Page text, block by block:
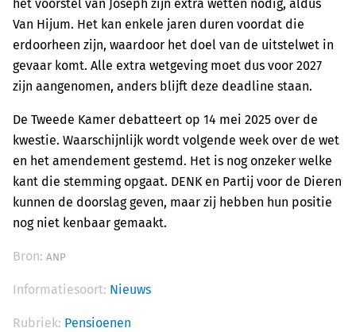
het voorstel van Joseph zijn extra wetten nodig, aldus
Van Hijum. Het kan enkele jaren duren voordat die
erdoorheen zijn, waardoor het doel van de uitstelwet in
gevaar komt. Alle extra wetgeving moet dus voor 2027
zijn aangenomen, anders blijft deze deadline staan.
De Tweede Kamer debatteert op 14 mei 2025 over de
kwestie. Waarschijnlijk wordt volgende week over de wet
en het amendement gestemd. Het is nog onzeker welke
kant die stemming opgaat. DENK en Partij voor de Dieren
kunnen de doorslag geven, maar zij hebben hun positie
nog niet kenbaar gemaakt.
Bron: ANP
Informatiesoort: Nieuws
Rubriek: Pensioenen